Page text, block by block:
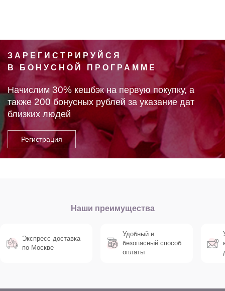
ЗАРЕГИСТРИРУЙСЯ
В БОНУСНОЙ ПРОГРАММЕ
Начислим 30% кешбэк на первую покупку, а
также 200 бонусных рублей за указание дат
близких людей
Наши преимущества
Экспресс доставка
по Москве
Удобный и
безопасный способ
оплаты